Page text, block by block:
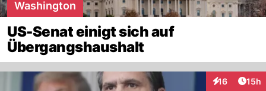
Washington
US-Senat einigt sich auf
Übergangshaushalt
16
Interaktionen
15h